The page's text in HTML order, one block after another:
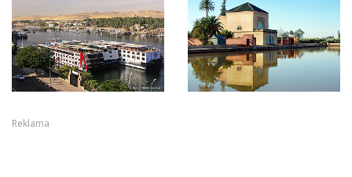
Reklama